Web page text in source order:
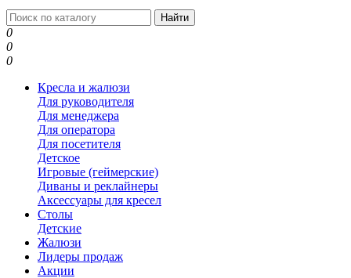
Найти
0
0
0
Кресла и жалюзи
Для руководителя
Для менеджера
Для оператора
Для посетителя
Детское
Игровые (геймерские)
Диваны и реклайнеры
Аксессуары для кресел
Столы
Детские
Жалюзи
Лидеры продаж
Акции